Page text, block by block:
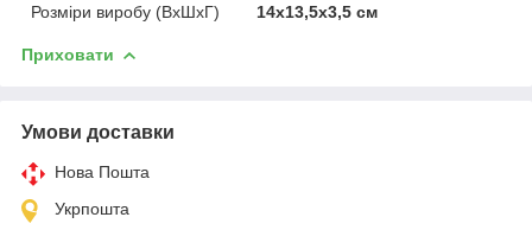
Розміри виробу (ВхШхГ)
14х13,5х3,5 см
Приховати
Умови доставки
Нова Пошта
Укрпошта